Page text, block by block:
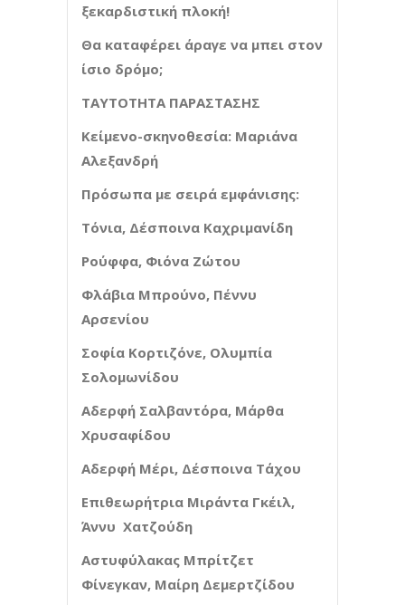
ξεκαρδιστική πλοκή!
Θα καταφέρει άραγε να μπει στον
ίσιο δρόμο;
ΤΑΥΤΟΤΗΤΑ ΠΑΡΑΣΤΑΣΗΣ
Κείμενο-σκηνοθεσία: Μαριάνα
Αλεξανδρή
Πρόσωπα με σειρά εμφάνισης:
Τόνια, Δέσποινα Καχριμανίδη
Ρούφφα, Φιόνα Ζώτου
Φλάβια Μπρούνο, Πέννυ
Αρσενίου
Σοφία Κορτιζόνε, Ολυμπία
Σολομωνίδου
Αδερφή Σαλβαντόρα, Μάρθα
Χρυσαφίδου
Αδερφή Μέρι, Δέσποινα Τάχου
Επιθεωρήτρια Μιράντα Γκέιλ,
Άννυ Χατζούδη
Αστυφύλακας Μπρίτζετ
Φίνεγκαν, Μαίρη Δεμερτζίδου